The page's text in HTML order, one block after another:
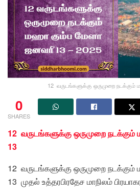
12 வருடங்களுக்கு ஒருமுறை
0
SHARES
12 வருடங்களுக்கு ஒருமுறை
13
12 வருடங்களுக்கு ஒருமுறை
13 முதல் உத்தரபிரதேச மாநிலம்